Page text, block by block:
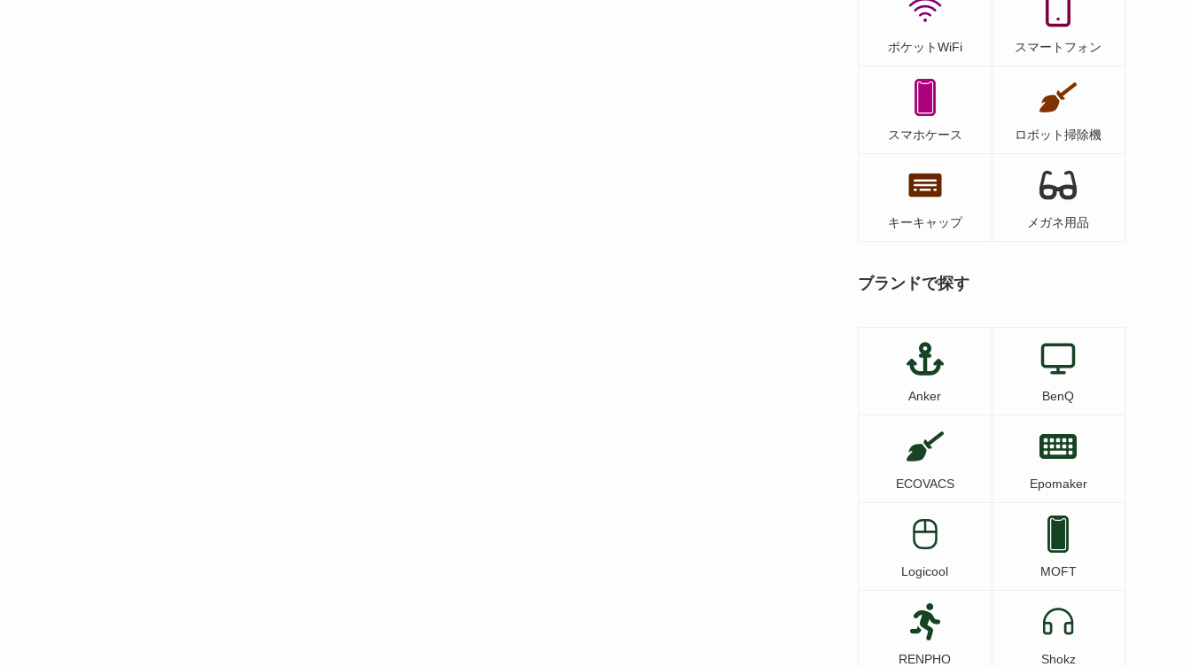
ポケットWiFi スマートフォン
スマホケース ロボット掃除機
キーキャップ メガネ用品
ブランドで探す
Anker BenQ
ECOVACS Epomaker
Logicool MOFT
RENPHO Shokz